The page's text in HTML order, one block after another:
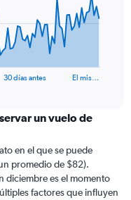
30 días antes El mis…
un vuelo de
en el que se puede
promedio de $82).
diciembre es el momento
factores que influyen